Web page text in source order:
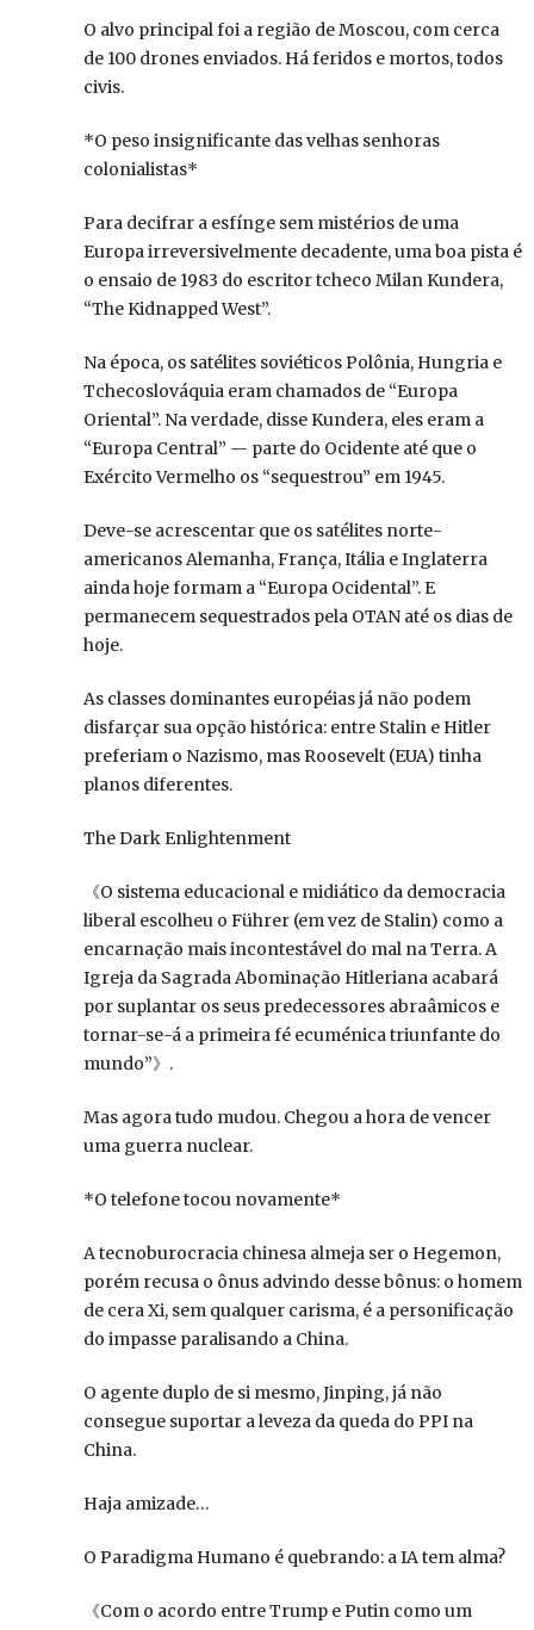
O alvo principal foi a região de Moscou, com cerca
de 100 drones enviados. Há feridos e mortos, todos
civis.
*O peso insignificante das velhas senhoras
colonialistas*
Para decifrar a esfínge sem mistérios de uma
Europa irreversivelmente decadente, uma boa pista é
o ensaio de 1983 do escritor tcheco Milan Kundera,
“The Kidnapped West”.
Na época, os satélites soviéticos Polônia, Hungria e
Tchecoslováquia eram chamados de “Europa
Oriental”. Na verdade, disse Kundera, eles eram a
“Europa Central” — parte do Ocidente até que o
Exército Vermelho os “sequestrou” em 1945.
Deve-se acrescentar que os satélites norte-
americanos Alemanha, França, Itália e Inglaterra
ainda hoje formam a “Europa Ocidental”. E
permanecem sequestrados pela OTAN até os dias de
hoje.
As classes dominantes européias já não podem
disfarçar sua opção histórica: entre Stalin e Hitler
preferiam o Nazismo, mas Roosevelt (EUA) tinha
planos diferentes.
The Dark Enlightenment
《O sistema educacional e midiático da democracia
liberal escolheu o Führer (em vez de Stalin) como a
encarnação mais incontestável do mal na Terra. A
Igreja da Sagrada Abominação Hitleriana acabará
por suplantar os seus predecessores abraâmicos e
tornar-se-á a primeira fé ecuménica triunfante do
mundo”》.
Mas agora tudo mudou. Chegou a hora de vencer
uma guerra nuclear.
*O telefone tocou novamente*
A tecnoburocracia chinesa almeja ser o Hegemon,
porém recusa o ônus advindo desse bônus: o homem
de cera Xi, sem qualquer carisma, é a personificação
do impasse paralisando a China.
O agente duplo de si mesmo, Jinping, já não
consegue suportar a leveza da queda do PPI na
China.
Haja amizade…
O Paradigma Humano é quebrando: a IA tem alma?
《Com o acordo entre Trump e Putin como um